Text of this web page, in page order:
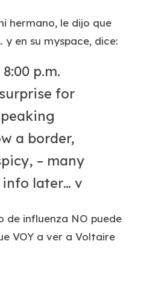
hermano, le dijo que
en su myspace, dice:
p.m.
surprise for
a border,
– many
info later… v
de influenza NO puede
VOY a ver a Voltaire